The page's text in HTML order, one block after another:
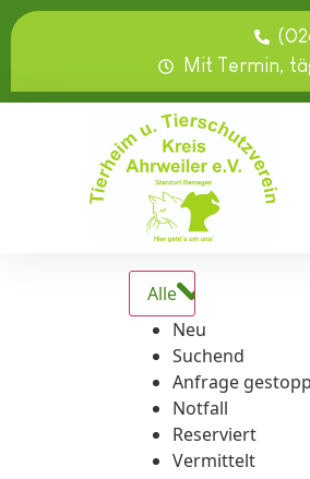
springen
Mit Termin,
Alle
Neu
Suchend
Anfrage
Notfall
Reserviert
Vermittelt